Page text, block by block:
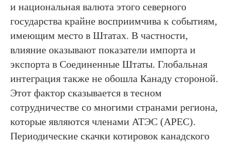
и национальная валюта этого северного
государства крайне восприимчива к событиям,
имеющим место в Штатах. В частности,
влияние оказывают показатели импорта и
экспорта в Соединенные Штаты. Глобальная
интеграция также не обошла Канаду стороной.
Этот фактор сказывается в тесном
сотрудничестве со многими странами региона,
которые являются членами АТЭС (АРЕС).
Периодические скачки котировок канадского